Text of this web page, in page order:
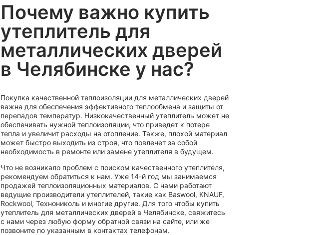
Почему важно купить
утеплитель для
металлических дверей
в Челябинске у нас?
Покупка качественной теплоизоляции для металлических дверей
важна для обеспечения эффективного теплообмена и защиты от
перепадов температур. Низкокачественный утеплитель может не
обеспечивать нужной теплоизоляции, что приведет к потере
тепла и увеличит расходы на отопление. Также, плохой материал
может быстро выходить из строя, что повлечет за собой
необходимость в ремонте или замене утеплителя в будущем.
Что не возникало проблем с поиском качественного утеплителя,
рекомендуем обратиться к нам. Уже 14-й год мы занимаемся
продажей теплоизоляционных материалов. С нами работают
ведущие производители утеплителей, такие как Baswool, KNAUF,
Rockwool, Технониколь и многие другие. Для того чтобы купить
утеплитель для металлических дверей в Челябинске, свяжитесь
с нами через любую форму обратной связи на сайте, или же
позвоните по указанным в контактах телефонам.